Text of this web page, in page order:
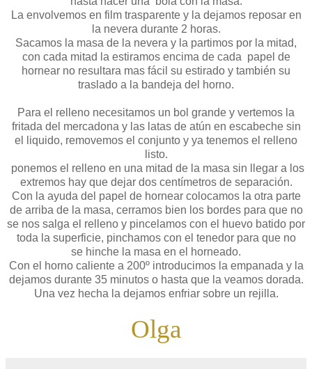
La envolvemos en film trasparente y la dejamos reposar en
la nevera durante 2 horas.
Sacamos la masa de la nevera y la partimos por la mitad,
con cada mitad la estiramos encima de cada papel de
hornear no resultara mas fácil su estirado y también su
traslado a la bandeja del horno.
Para el relleno necesitamos un bol grande y vertemos la
fritada del mercadona y las latas de atún en escabeche sin
el liquido, removemos el conjunto y ya tenemos el relleno
listo.
ponemos el relleno en una mitad de la masa sin llegar a los
extremos hay que dejar dos centímetros de separación.
Con la ayuda del papel de hornear colocamos la otra parte
de arriba de la masa, cerramos bien los bordes para que no
se nos salga el relleno y pincelamos con el huevo batido por
toda la superficie, pinchamos con el tenedor para que no
se hinche la masa en el horneado.
Con el horno caliente a 200º introducimos la empanada y la
dejamos durante 35 minutos o hasta que la veamos dorada.
Una vez hecha la dejamos enfriar sobre un rejilla.
Olga